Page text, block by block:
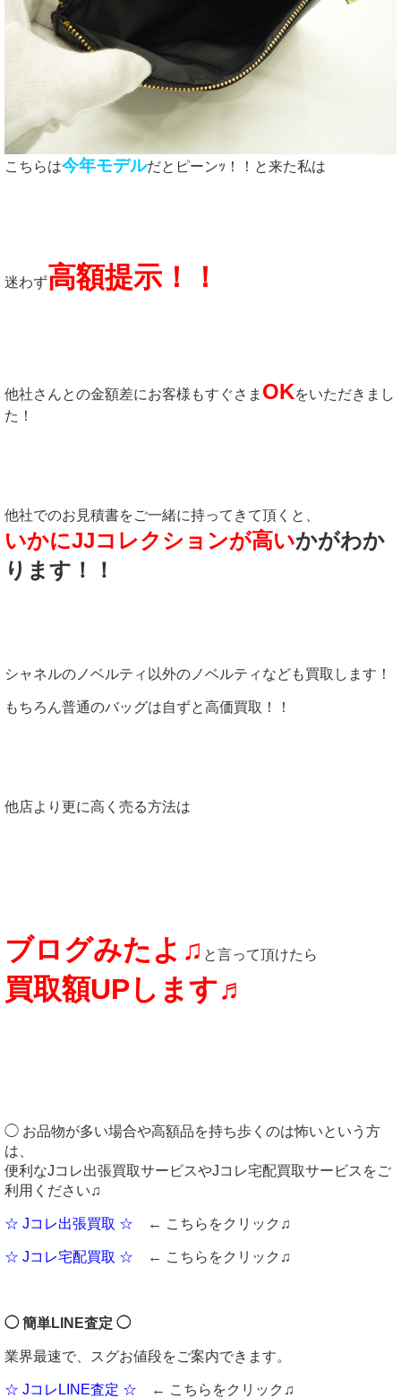
こちらは今年モデルだとピーンｯ！！と来た私は
迷わず高額提示！！
他社さんとの金額差にお客様もすぐさま OKをいただきまし
た！
他社でのお見積書をご一緒に持ってきて頂くと、
いかにJJコレクションが高いかがわか
ります！！
シャネルのノベルティ以外のノベルティなども買取します！
もちろん普通のバッグは自ずと高価買取！！
他店より更に高く売る方法は
ブログみたよ♫ と言って頂けたら
買取額UPします♬
◯ お品物が多い場合や高額品を持ち歩くのは怖いという方
は、
便利なJコレ出張買取サービスやJコレ宅配買取サービスをご
利用ください♫
☆ Jコレ出張買取 ☆ ← こちらをクリック♫
☆ Jコレ宅配買取 ☆ ← こちらをクリック♫
◯ 簡単LINE査定 ◯
業界最速で、スグお値段をご案内できます。
☆ JコレLINE査定 ☆ ← こちらをクリック♫